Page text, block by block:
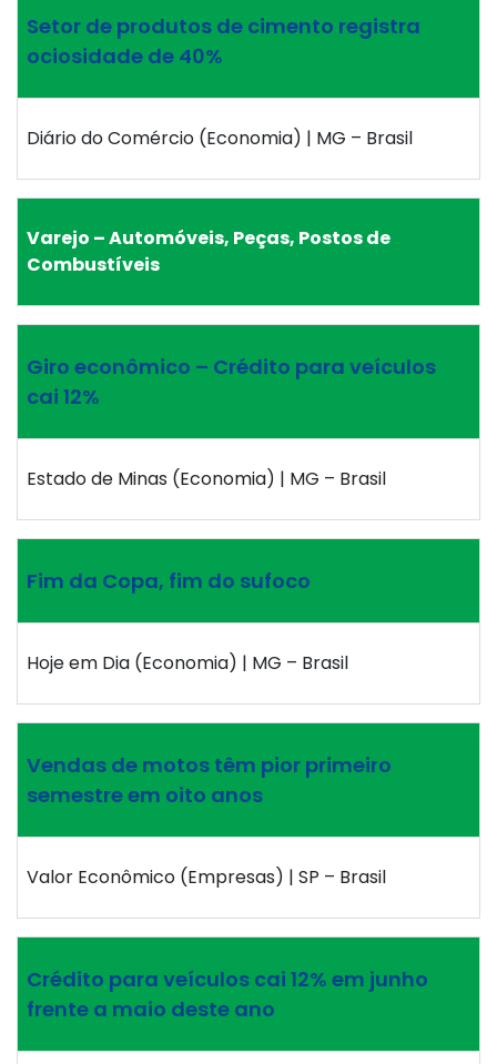
Setor de produtos de cimento registra
ociosidade de 40%
Diário do Comércio (Economia) | MG – Brasil
Varejo – Automóveis, Peças, Postos de
Combustíveis
Giro econômico – Crédito para veículos
cai 12%
Estado de Minas (Economia) | MG – Brasil
Fim da Copa, fim do sufoco
Hoje em Dia (Economia) | MG – Brasil
Vendas de motos têm pior primeiro
semestre em oito anos
Valor Econômico (Empresas) | SP – Brasil
Crédito para veículos cai 12% em junho
frente a maio deste ano